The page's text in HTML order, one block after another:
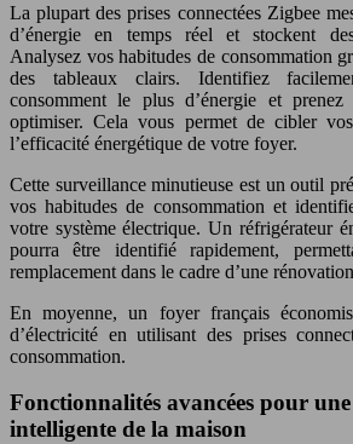
La plupart des prises connectées Zigbee
d’énergie en temps réel et stockent
Analysez vos habitudes de consommation
des tableaux clairs. Identifiez
consomment le plus d’énergie et
optimiser. Cela vous permet de cibler
l’efficacité énergétique de votre foyer.
Cette surveillance minutieuse est un outil
vos habitudes de consommation et
votre système électrique. Un réfrigérateur
pourra être identifié rapidement,
remplacement dans le cadre d’une
En moyenne, un foyer français
d’électricité en utilisant des prises
consommation.
Fonctionnalités avancées pour
intelligente de la maison